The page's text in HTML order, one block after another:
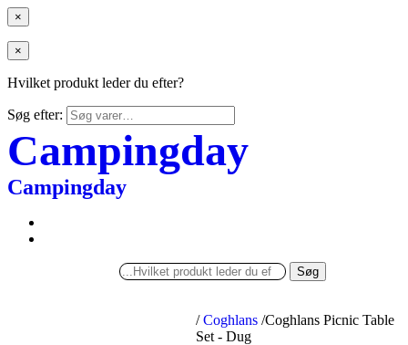
×
×
Hvilket produkt leder du efter?
Søg efter:
Campingday
Campingday
Søg
/ Coghlans /Coghlans Picnic Table
Set - Dug